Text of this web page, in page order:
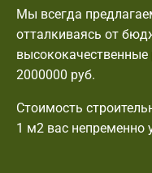
Мы всегда
отталкиваясь от
2000000 руб.
Стоимость
1 м2 вас непременно